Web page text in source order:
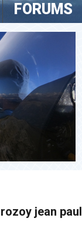
FORUMS
rozoy jean paul